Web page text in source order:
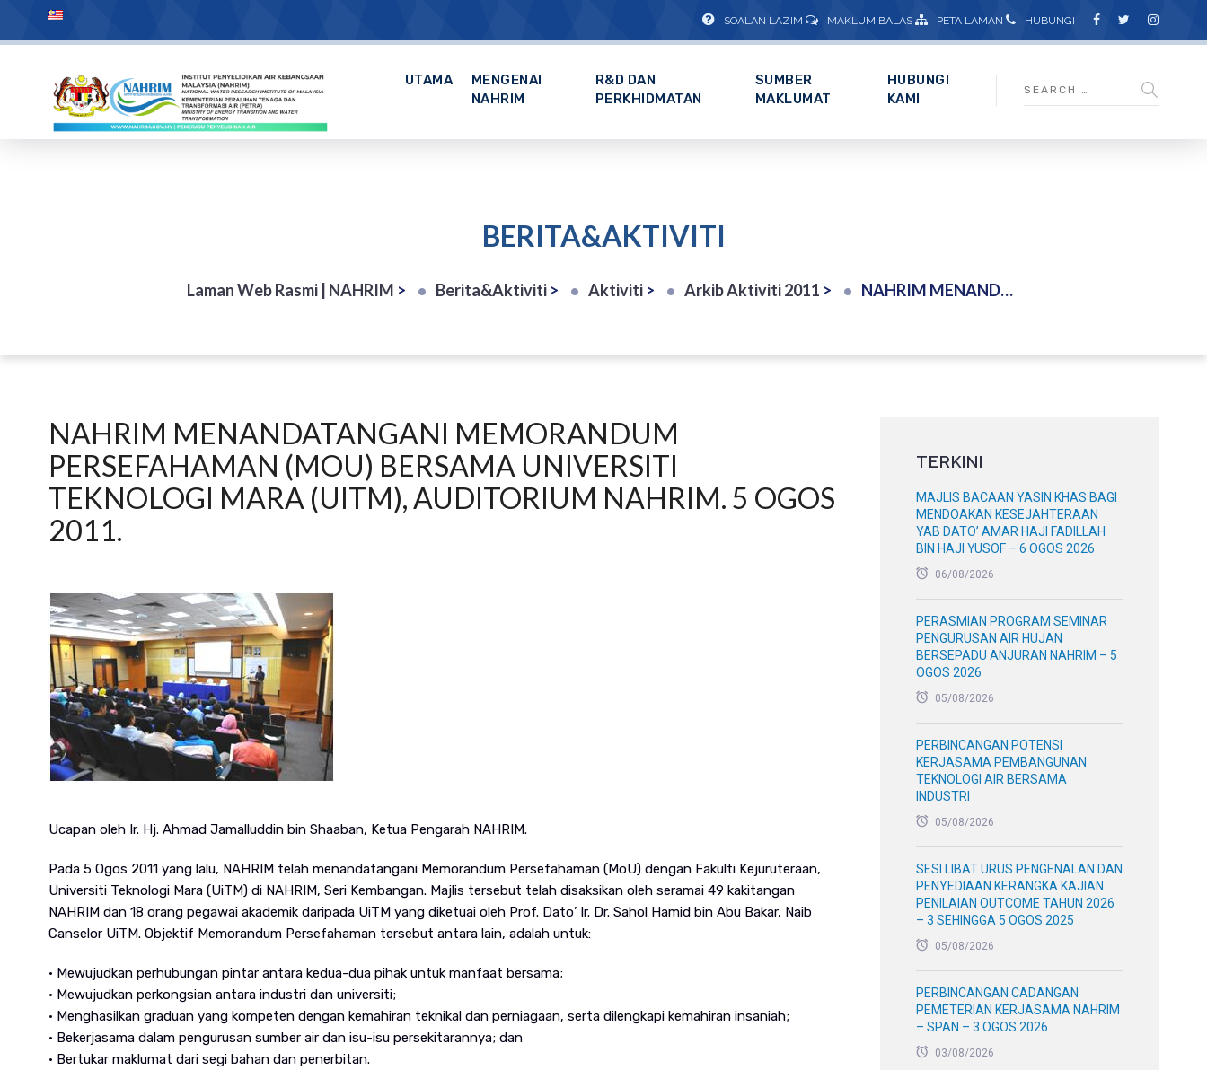
SOALAN LAZIM MAKLUM BALAS PETA LAMAN HUBUNGI
UTAMA
MENGENAI
NAHRIM
R&D DAN
PERKHIDMATAN
SUMBER
MAKLUMAT
HUBUNGI
KAMI
BERITA&AKTIVITI
Laman Web Rasmi | NAHRIM > Berita&Aktiviti > Aktiviti > Arkib Aktiviti 2011 > NAHRIM MENANDATANGANI MEMORANDUM PERSEFAHAMAN (MOU) BERSAMA UNIVERSITI TEKNOLOGI MARA (UITM), AUDITORIUM NAHRIM. 5 OGOS 2011.
NAHRIM MENANDATANGANI MEMORANDUM
PERSEFAHAMAN (MOU) BERSAMA UNIVERSITI
TEKNOLOGI MARA (UITM), AUDITORIUM NAHRIM. 5 OGOS
2011.
Ucapan oleh Ir. Hj. Ahmad Jamalluddin bin Shaaban, Ketua Pengarah NAHRIM.
Pada 5 Ogos 2011 yang lalu, NAHRIM telah menandatangani Memorandum Persefahaman (MoU) dengan Fakulti Kejuruteraan,
Universiti Teknologi Mara (UiTM) di NAHRIM, Seri Kembangan. Majlis tersebut telah disaksikan oleh seramai 49 kakitangan
NAHRIM dan 18 orang pegawai akademik daripada UiTM yang diketuai oleh Prof. Dato’ Ir. Dr. Sahol Hamid bin Abu Bakar, Naib
Canselor UiTM. Objektif Memorandum Persefahaman tersebut antara lain, adalah untuk:
• Mewujudkan perhubungan pintar antara kedua-dua pihak untuk manfaat bersama;
• Mewujudkan perkongsian antara industri dan universiti;
• Menghasilkan graduan yang kompeten dengan kemahiran teknikal dan perniagaan, serta dilengkapi kemahiran insaniah;
• Bekerjasama dalam pengurusan sumber air dan isu-isu persekitarannya; dan
• Bertukar maklumat dari segi bahan dan penerbitan.
TERKINI
MAJLIS BACAAN YASIN KHAS BAGI
MENDOAKAN KESEJAHTERAAN
YAB DATO’ AMAR HAJI FADILLAH
BIN HAJI YUSOF – 6 OGOS 2026
06/08/2026
PERASMIAN PROGRAM SEMINAR
PENGURUSAN AIR HUJAN
BERSEPADU ANJURAN NAHRIM – 5
OGOS 2026
05/08/2026
PERBINCANGAN POTENSI
KERJASAMA PEMBANGUNAN
TEKNOLOGI AIR BERSAMA
INDUSTRI
05/08/2026
SESI LIBAT URUS PENGENALAN DAN
PENYEDIAAN KERANGKA KAJIAN
PENILAIAN OUTCOME TAHUN 2026
– 3 SEHINGGA 5 OGOS 2025
05/08/2026
PERBINCANGAN CADANGAN
PEMETERIAN KERJASAMA NAHRIM
– SPAN – 3 OGOS 2026
03/08/2026